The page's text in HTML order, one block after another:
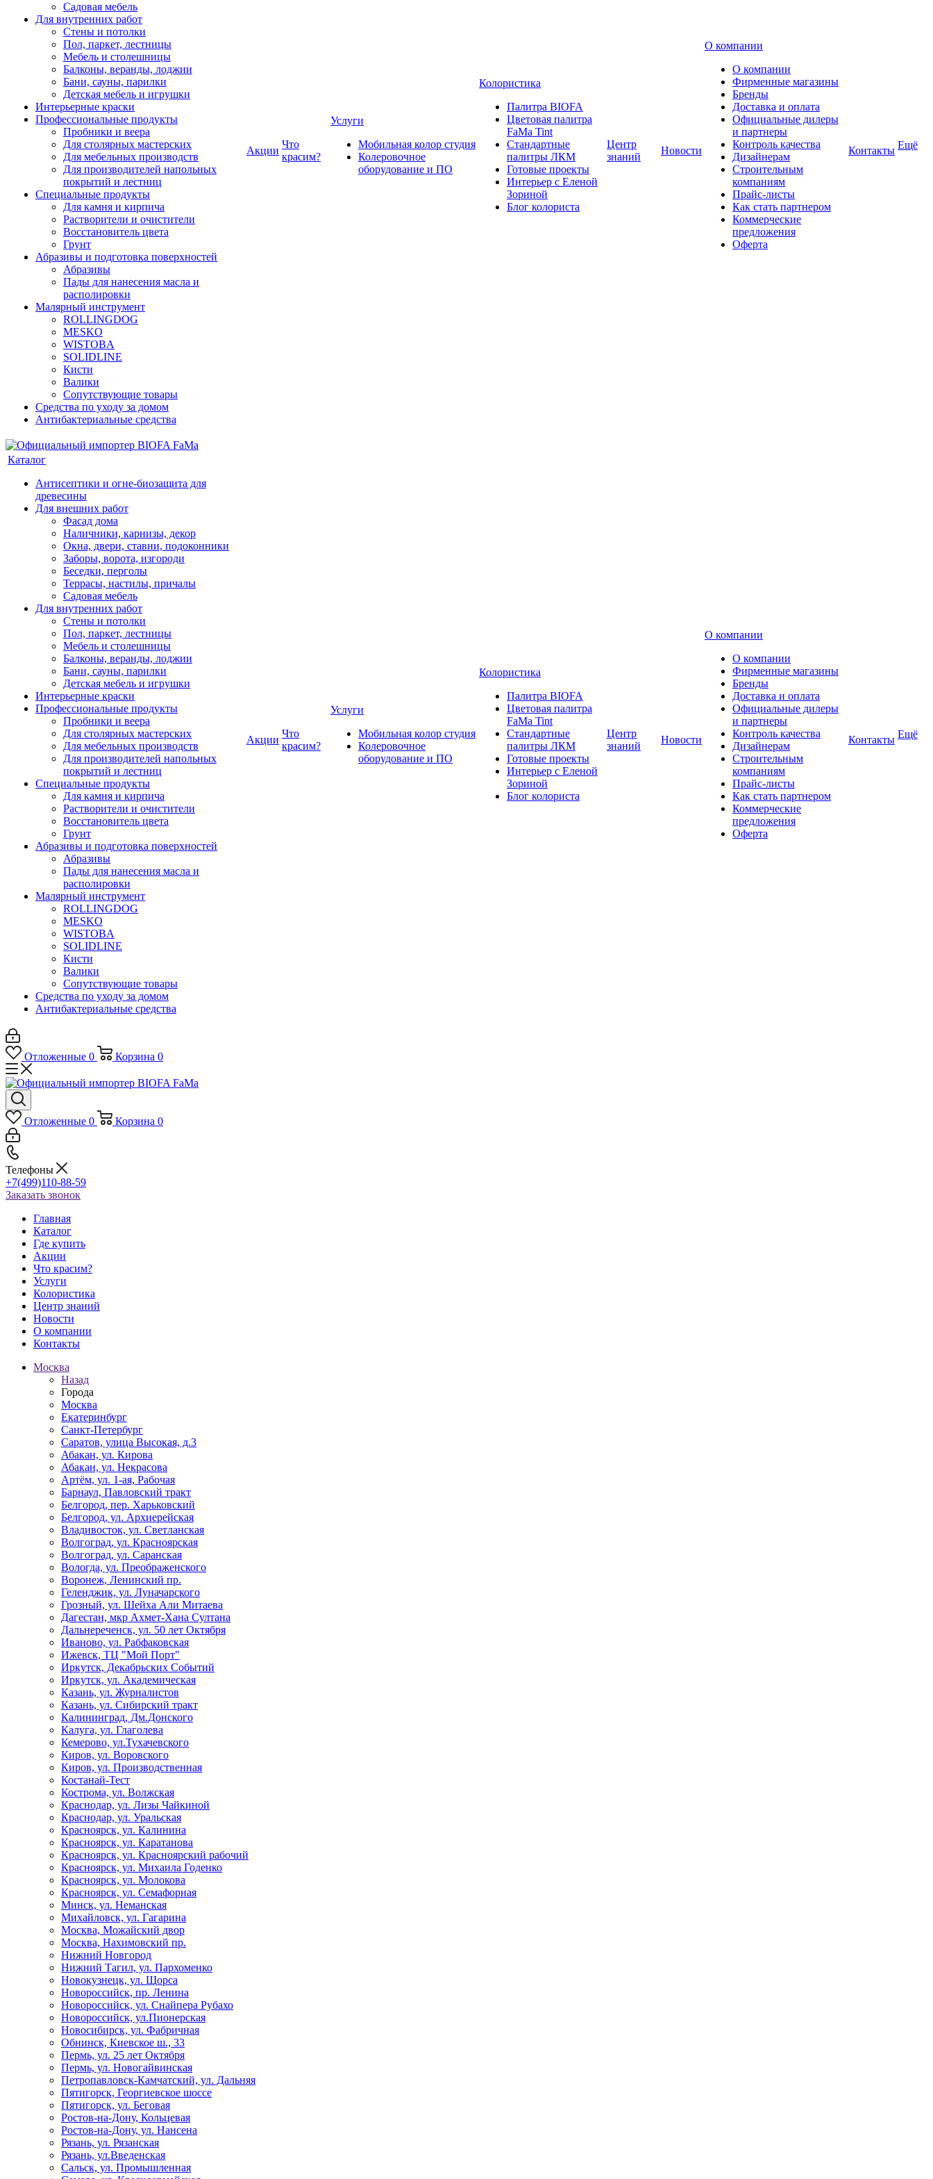
Садовая мебель
Для внутренних работ
Стены и потолки
Пол, паркет, лестницы
Мебель и столешницы
Балконы, веранды, лоджии
Бани, сауны, парилки
Детская мебель и игрушки
Интерьерные краски
Профессиональные продукты
Пробники и веера
Для столярных мастерских
Для мебельных производств
Для производителей напольных
покрытий и лестниц
Специальные продукты
Для камня и кирпича
Растворители и очистители
Восстановитель цвета
Грунт
Абразивы и подготовка поверхностей
Абразивы
Пады для нанесения масла и
располировки
Малярный инструмент
ROLLINGDOG
MESKO
WISTOBA
SOLIDLINE
Кисти
Валики
Сопутствующие товары
Средства по уходу за домом
Антибактериальные средства
Акции
Что
красим?
Услуги
Мобильная колор студия
Колеровочное
оборудование и ПО
Колористика
Палитра BIOFA
Цветовая палитра
FaMa Tint
Стандартные
палитры ЛКМ
Готовые проекты
Интерьер с Еленой
Зориной
Блог колориста
Центр
знаний
Новости
О компании
О компании
Фирменные магазины
Бренды
Доставка и оплата
Официальные дилеры
и партнеры
Контроль качества
Дизайнерам
Строительным
компаниям
Прайс-листы
Как стать партнером
Коммерческие
предложения
Оферта
Контакты Ещё
Каталог
Антисептики и огне-биозащита для
древесины
Для внешних работ
Фасад дома
Наличники, карнизы, декор
Окна, двери, ставни, подоконники
Заборы, ворота, изгороди
Беседки, перголы
Террасы, настилы, причалы
Садовая мебель
Для внутренних работ
Стены и потолки
Пол, паркет, лестницы
Мебель и столешницы
Балконы, веранды, лоджии
Бани, сауны, парилки
Детская мебель и игрушки
Интерьерные краски
Профессиональные продукты
Пробники и веера
Для столярных мастерских
Для мебельных производств
Для производителей напольных
покрытий и лестниц
Специальные продукты
Для камня и кирпича
Растворители и очистители
Восстановитель цвета
Грунт
Абразивы и подготовка поверхностей
Абразивы
Пады для нанесения масла и
располировки
Малярный инструмент
ROLLINGDOG
MESKO
WISTOBA
SOLIDLINE
Кисти
Валики
Сопутствующие товары
Средства по уходу за домом
Антибактериальные средства
Акции
Что
красим?
Услуги
Мобильная колор студия
Колеровочное
оборудование и ПО
Колористика
Палитра BIOFA
Цветовая палитра
FaMa Tint
Стандартные
палитры ЛКМ
Готовые проекты
Интерьер с Еленой
Зориной
Блог колориста
Центр
знаний
Новости
О компании
О компании
Фирменные магазины
Бренды
Доставка и оплата
Официальные дилеры
и партнеры
Контроль качества
Дизайнерам
Строительным
компаниям
Прайс-листы
Как стать партнером
Коммерческие
предложения
Оферта
Контакты Ещё
Отложенные 0 Корзина 0
Отложенные 0 Корзина 0
Телефоны
+7(499)110-88-59
Заказать звонок
Главная
Каталог
Где купить
Акции
Что красим?
Услуги
Колористика
Центр знаний
Новости
О компании
Контакты
Москва
Назад
Города
Москва
Екатеринбург
Санкт-Петербург
Саратов, улица Высокая, д.3
Абакан, ул. Кирова
Абакан, ул. Некрасова
Артём, ул. 1-ая, Рабочая
Барнаул, Павловский тракт
Белгород, пер. Харьковский
Белгород, ул. Архиерейская
Владивосток, ул. Светланская
Волгоград, ул. Красноярская
Волгоград, ул. Саранская
Вологда, ул. Преображенского
Воронеж, Ленинский пр.
Геленджик, ул. Луначарского
Грозный, ул. Шейха Али Митаева
Дагестан, мкр Ахмет-Хана Султана
Дальнереченск, ул. 50 лет Октября
Иваново, ул. Рабфаковская
Ижевск, ТЦ "Мой Порт"
Иркутск, Декабрьских Событий
Иркутск, ул. Академическая
Казань, ул. Журналистов
Казань, ул. Сибирский тракт
Калининград, Дм.Донского
Калуга, ул. Глаголева
Кемерово, ул.Тухачевского
Киров, ул. Воровского
Киров, ул. Производственная
Костанай-Тест
Кострома, ул. Волжская
Краснодар, ул. Лизы Чайкиной
Краснодар, ул. Уральская
Красноярск, ул. Калинина
Красноярск, ул. Каратанова
Красноярск, ул. Красноярский рабочий
Красноярск, ул. Михаила Годенко
Красноярск, ул. Молокова
Красноярск, ул. Семафорная
Минск, ул. Неманская
Михайловск, ул. Гагарина
Москва, Можайский двор
Москва, Нахимовский пр.
Нижний Новгород
Нижний Тагил, ул. Пархоменко
Новокузнецк, ул. Щорса
Новороссийск, пр. Ленина
Новороссийск, ул. Снайпера Рубахо
Новороссийск, ул.Пионерская
Новосибирск, ул. Фабричная
Обнинск, Киевское ш., 33
Пермь, ул. 25 лет Октября
Пермь, ул. Новогайвинская
Петропавловск-Камчатский, ул. Дальняя
Пятигорск, Георгиевское шоссе
Пятигорск, ул. Беговая
Ростов-на-Дону, Кольцевая
Ростов-на-Дону, ул. Нансена
Рязань, ул. Рязанская
Рязань, ул.Введенская
Сальск, ул. Промышленная